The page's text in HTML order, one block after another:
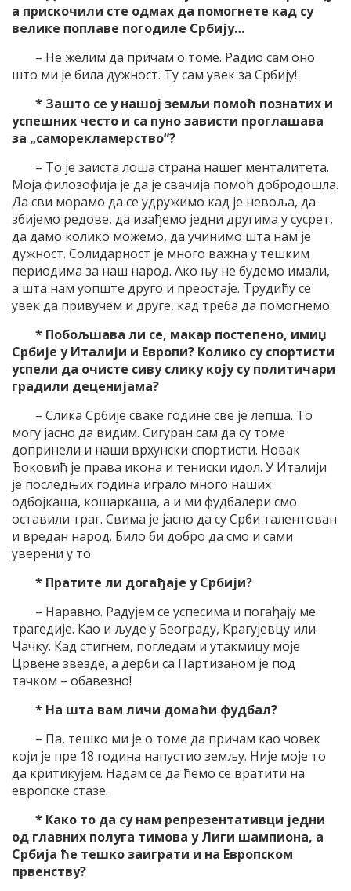
а прискочили сте одмах да помогнете кад су
велике поплаве погодиле Србију…
– Не желим да причам о томе. Радио сам оно
што ми је била дужност. Ту сам увек за Србију!
* Зашто се у нашој земљи помоћ познатих и
успешних често и са пуно зависти проглашава
за „саморекламерство“?
– То је заиста лоша страна нашег менталитета.
Моја филозофија је да је свачија помоћ добродошла.
Да сви морамо да се удружимо кад је невоља, да
збијемо редове, да изађемо једни другима у сусрет,
да дамо колико можемо, да учинимо шта нам је
дужност. Солидарност је много важна у тешким
периодима за наш народ. Ако њу не будемо имали,
а шта нам уопште друго и преостаје. Трудићу се
увек да привучем и друге, кад треба да помогнемо.
* Побољшава ли се, макар постепено, имиџ
Србије у Италији и Европи? Колико су спортисти
успели да очисте сиву слику коју су политичари
градили деценијама?
– Слика Србије сваке године све је лепша. То
могу јасно да видим. Сигуран сам да су томе
допринели и наши врхунски спортисти. Новак
Ђоковић је права икона и тениски идол. У Италији
је последњих година играло много наших
одбојкаша, кошаркаша, а и ми фудбалери смо
оставили траг. Свима је јасно да су Срби талентован
и вредан народ. Било би добро да смо и сами
уверени у то.
* Пратите ли догађаје у Србији?
– Наравно. Радујем се успесима и погађају ме
трагедије. Као и људе у Београду, Крагујевцу или
Чачку. Кад стигнем, погледам и утакмицу моје
Црвене звезде, а дерби са Партизаном је под
тачком – обавезно!
* На шта вам личи домаћи фудбал?
– Па, тешко ми је о томе да причам као човек
који је пре 18 година напустио земљу. Није моје то
да критикујем. Надам се да ћемо се вратити на
европске стазе.
* Како то да су нам репрезентативци једни
од главних полуга тимова у Лиги шампиона, а
Србија ће тешко заиграти и на Европском
првенству?